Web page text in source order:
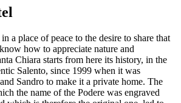
a place of peace to the desire to share that
how to appreciate nature and
Chiara starts from here its history, in the
Salento, since 1999 when it was
Sandro to make it a private home. The
the name of the Podere was engraved